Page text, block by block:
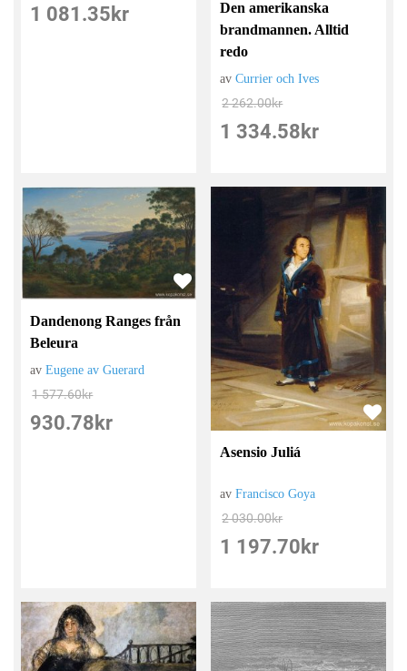
1 081.35 kr
Den amerikanska
brandmannen. Alltid
redo
avCurrier och Ives
2 262.00kr
1 334.58 kr
Dandenong Ranges från
Beleura
avEugene av Guerard
1 577.60kr
930.78 kr
Asensio Juliá
avFrancisco Goya
2 030.00kr
1 197.70 kr